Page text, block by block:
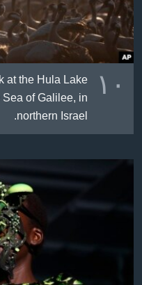
١٠
at the Hula Lake
of Galilee, in
northern Israel.